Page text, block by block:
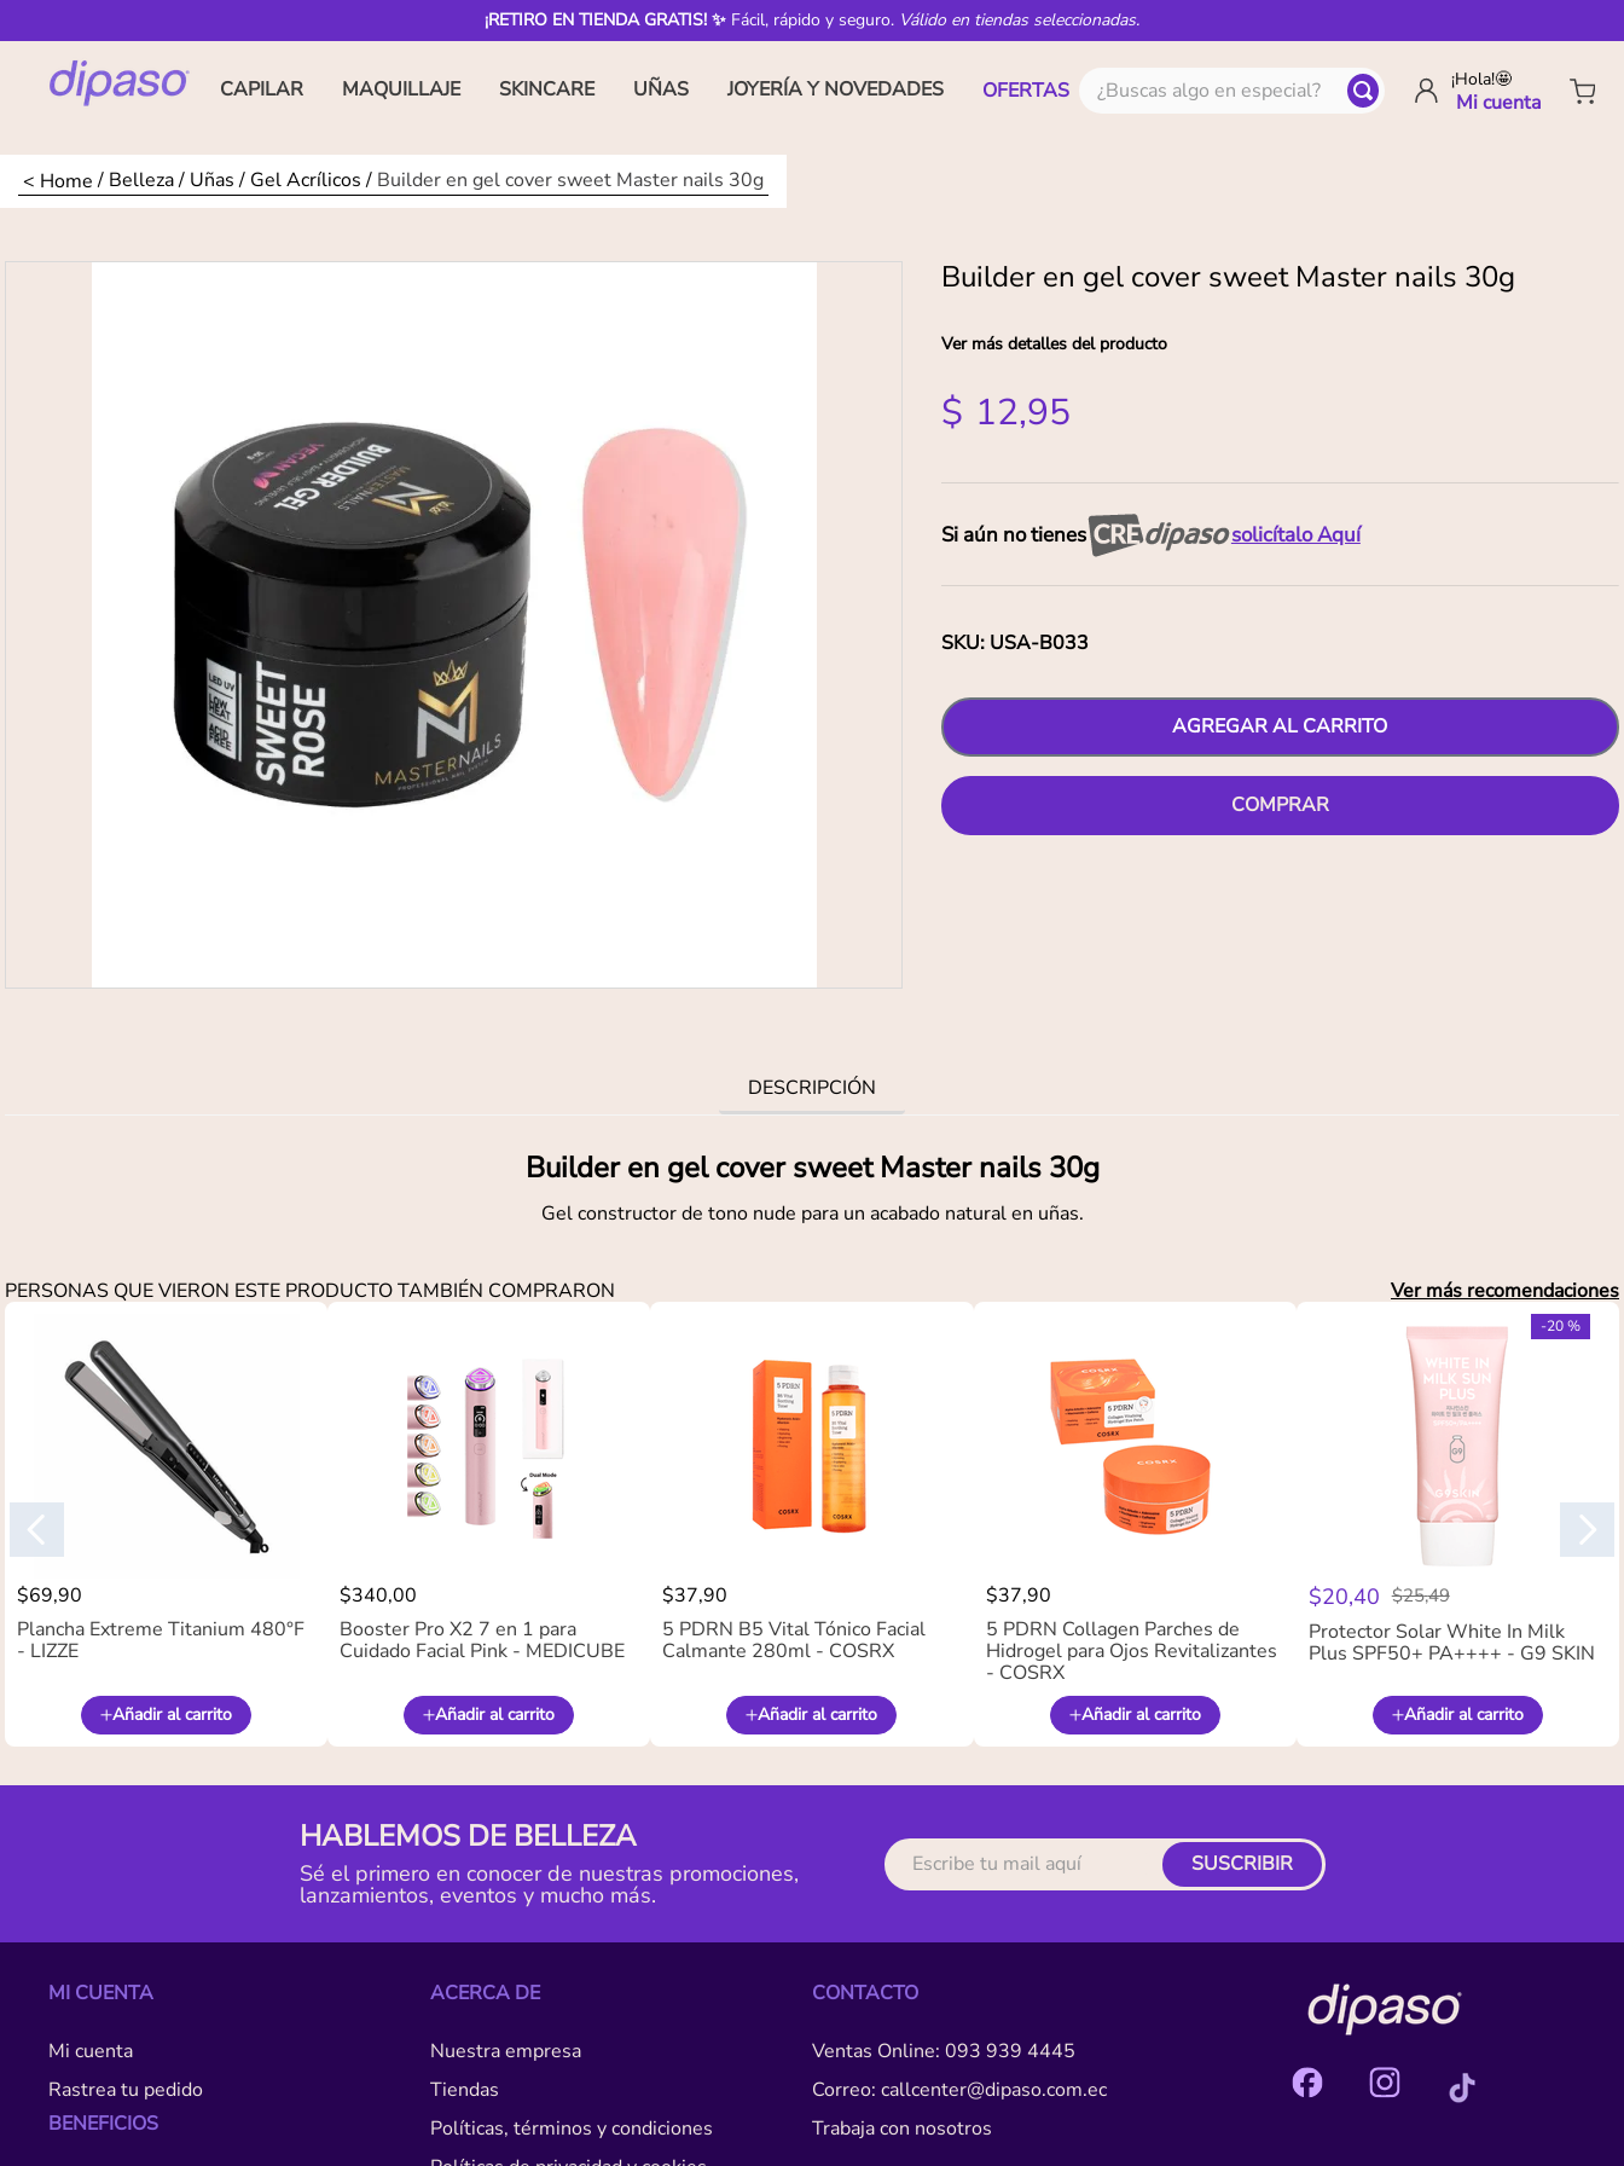
¡RETIRO EN TIENDA GRATIS! ✨ Fácil, rápido y seguro. Válido en tiendas seleccionadas.
CAPILAR MAQUILLAJE SKINCARE UÑAS JOYERÍA Y NOVEDADES OFERTAS ¿Buscas algo en especial? ¡Hola!🤩
Belleza Uñas Gel Acrílicos Builder en gel cover sweet Master nails 30g
Builder en gel cover sweet Master nails 30g
Ver más detalles del producto
$ 12,95
Si aún no tienes solicítalo Aquí
SKU: USA-B033
AGREGAR AL CARRITO
COMPRAR
DESCRIPCIÓN
Builder en gel cover sweet Master nails 30g
Gel constructor de tono nude para un acabado natural en uñas.
PERSONAS QUE VIERON ESTE PRODUCTO TAMBIÉN COMPRARON Ver más recomendaciones
$69,90
Plancha Extreme Titanium 480°F
- LIZZE
Añadir al carrito
$340,00
Booster Pro X2 7 en 1 para
Cuidado Facial Pink - MEDICUBE
Añadir al carrito
$37,90
5 PDRN B5 Vital Tónico Facial
Calmante 280ml - COSRX
Añadir al carrito
$37,90
5 PDRN Collagen Parches de
Hidrogel para Ojos Revitalizantes
- COSRX
Añadir al carrito
-20 %
$20,40 $25,49
Protector Solar White In Milk
Plus SPF50+ PA++++ - G9 SKIN
Añadir al carrito
HABLEMOS DE BELLEZA
Sé el primero en conocer de nuestras promociones,
lanzamientos, eventos y mucho más.
SUSCRIBIR
MI CUENTA
Mi cuenta
Rastrea tu pedido
BENEFICIOS
ACERCA DE
Nuestra empresa
Tiendas
Políticas, términos y condiciones
CONTACTO
Ventas Online: 093 939 4445
Correo: callcenter@dipaso.com.ec
Trabaja con nosotros